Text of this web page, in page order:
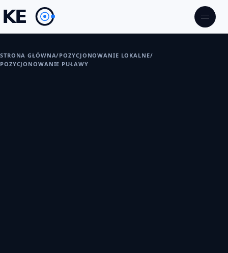
STRONA GŁÓWNA/POZYCJONOWANIE LOKALNE/
POZYCJONOWANIE PUŁAWY